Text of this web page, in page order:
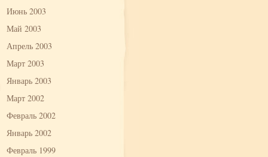
Июнь 2003
Май 2003
Апрель 2003
Март 2003
Январь 2003
Март 2002
Февраль 2002
Январь 2002
Февраль 1999